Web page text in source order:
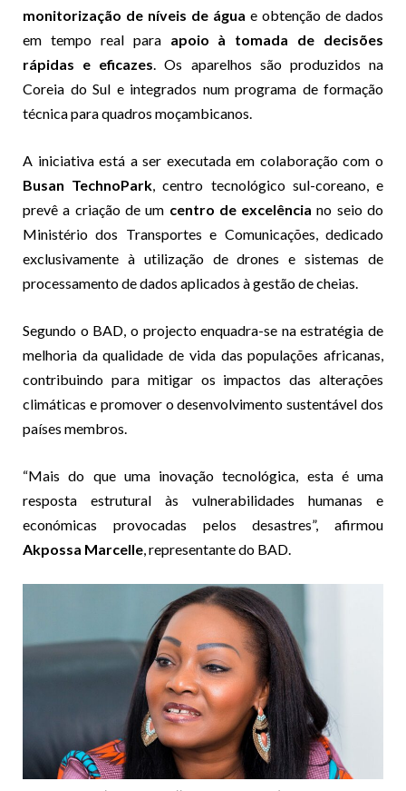
monitorização de níveis de água e obtenção de dados
em tempo real para apoio à tomada de decisões
rápidas e eficazes. Os aparelhos são produzidos na
Coreia do Sul e integrados num programa de formação
técnica para quadros moçambicanos.
A iniciativa está a ser executada em colaboração com o
Busan TechnoPark, centro tecnológico sul-coreano, e
prevê a criação de um centro de excelência no seio do
Ministério dos Transportes e Comunicações, dedicado
exclusivamente à utilização de drones e sistemas de
processamento de dados aplicados à gestão de cheias.
Segundo o BAD, o projecto enquadra-se na estratégia de
melhoria da qualidade de vida das populações africanas,
contribuindo para mitigar os impactos das alterações
climáticas e promover o desenvolvimento sustentável dos
países membros.
“Mais do que uma inovação tecnológica, esta é uma
resposta estrutural às vulnerabilidades humanas e
económicas provocadas pelos desastres”, afirmou
Akpossa Marcelle, representante do BAD.